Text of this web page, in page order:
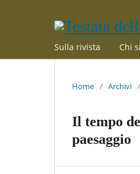
Sulla rivista Chi
Home / Archivi /
Il tempo
paesaggio